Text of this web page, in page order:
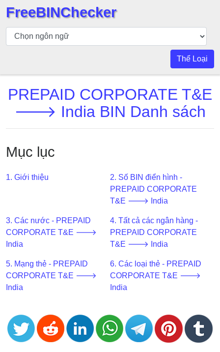
Kiểm
tra
BIN
Số
API
Generator
v2
BIN
CC
Generator
from
Banks
Card
Validator
FreeBINChecker
Thể Loại
PREPAID CORPORATE T&E
🡒 India BIN Danh sách
Mục lục
1. Giới thiệu
2. Số BIN điển hình -
PREPAID CORPORATE
T&E 🡒 India
3. Các nước - PREPAID
CORPORATE T&E 🡒
India
4. Tất cả các ngân hàng -
PREPAID CORPORATE
T&E 🡒 India
5. Mạng thẻ - PREPAID
CORPORATE T&E 🡒
India
6. Các loại thẻ - PREPAID
CORPORATE T&E 🡒
India